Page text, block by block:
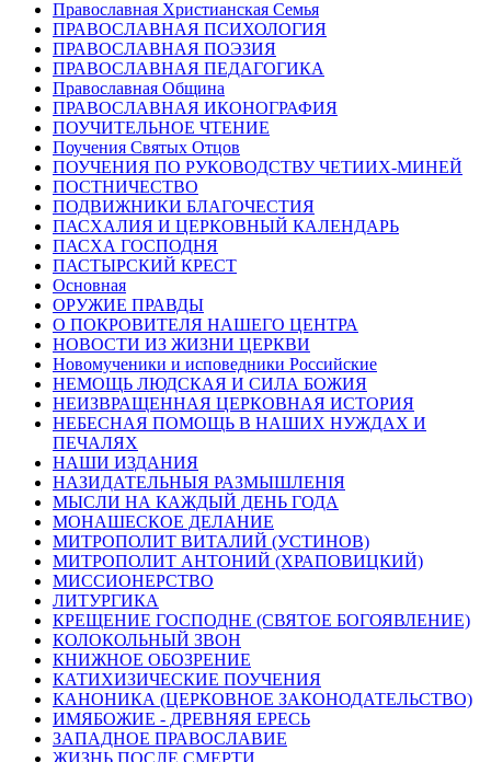
Православная Христианская Семья
ПРАВОСЛАВНАЯ ПСИХОЛОГИЯ
ПРАВОСЛАВНАЯ ПОЭЗИЯ
ПРАВОСЛАВНАЯ ПЕДАГОГИКА
Православная Община
ПРАВОСЛАВНАЯ ИКОНОГРАФИЯ
ПОУЧИТЕЛЬНОЕ ЧТЕНИЕ
Поучения Святых Отцов
ПОУЧЕНИЯ ПО РУКОВОДСТВУ ЧЕТИИХ-МИНЕЙ
ПОСТНИЧЕСТВО
ПОДВИЖНИКИ БЛАГОЧЕСТИЯ
ПАСХАЛИЯ И ЦЕРКОВНЫЙ КАЛЕНДАРЬ
ПАСХА ГОСПОДНЯ
ПАСТЫРСКИЙ КРЕСТ
Основная
ОРУЖИЕ ПРАВДЫ
О ПОКРОВИТЕЛЯ НАШЕГО ЦЕНТРА
НОВОСТИ ИЗ ЖИЗНИ ЦЕРКВИ
Новомученики и исповедники Российские
НЕМОЩЬ ЛЮДСКАЯ И СИЛА БОЖИЯ
НЕИЗВРАЩЕННАЯ ЦЕРКОВНАЯ ИСТОРИЯ
НЕБЕСНАЯ ПОМОЩЬ В НАШИХ НУЖДАХ И
ПЕЧАЛЯХ
НАШИ ИЗДАНИЯ
НАЗИДАТЕЛЬНЫЯ РАЗМЫШЛЕНІЯ
МЫСЛИ НА КАЖДЫЙ ДЕНЬ ГОДА
МОНАШЕСКОЕ ДЕЛАНИЕ
МИТРОПОЛИТ ВИТАЛИЙ (УСТИНОВ)
МИТРОПОЛИТ АНТОНИЙ (ХРАПОВИЦКИЙ)
МИССИОНЕРСТВО
ЛИТУРГИКА
КРЕЩЕНИЕ ГОСПОДНЕ (СВЯТОЕ БОГОЯВЛЕНИЕ)
КОЛОКОЛЬНЫЙ ЗВОН
КНИЖНОЕ ОБОЗРЕНИЕ
КАТИХИЗИЧЕСКИЕ ПОУЧЕНИЯ
КАНОНИКА (ЦЕРКОВНОЕ ЗАКОНОДАТЕЛЬСТВО)
ИМЯБОЖИЕ - ДРЕВНЯЯ ЕРЕСЬ
ЗАПАДНОЕ ПРАВОСЛАВИЕ